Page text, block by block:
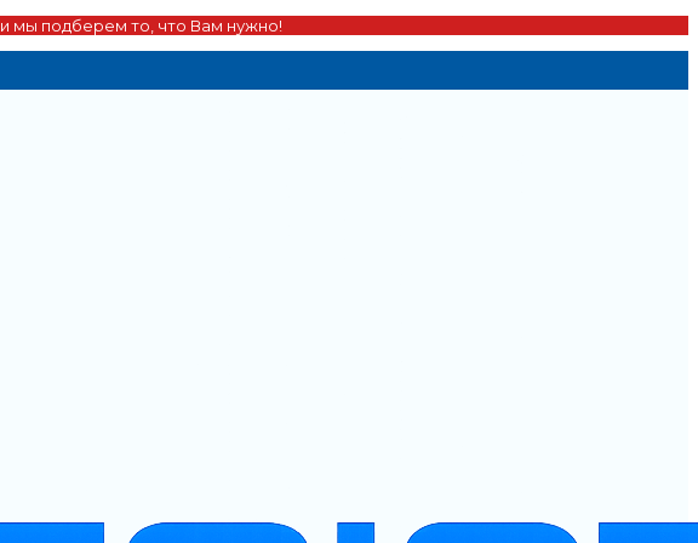
и мы подберем то, что Вам нужно!